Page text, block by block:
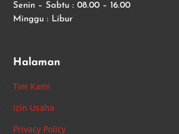
Senin – Sabtu : 08.00 – 16.00
Minggu : Libur
Halaman
Tim Kami
Izin Usaha
Privacy Policy